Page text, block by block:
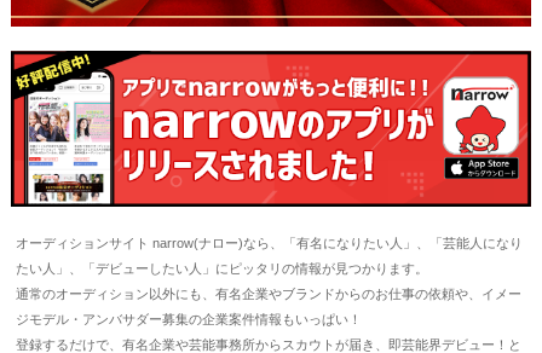
オーディションサイト narrow(ナロー)なら、「有名になりたい人」、「芸能人になり
たい人」、「デビューしたい人」にピッタリの情報が見つかります。
通常のオーディション以外にも、有名企業やブランドからのお仕事の依頼や、イメー
ジモデル・アンバサダー募集の企業案件情報もいっぱい！
登録するだけで、有名企業や芸能事務所からスカウトが届き、即芸能界デビュー！と